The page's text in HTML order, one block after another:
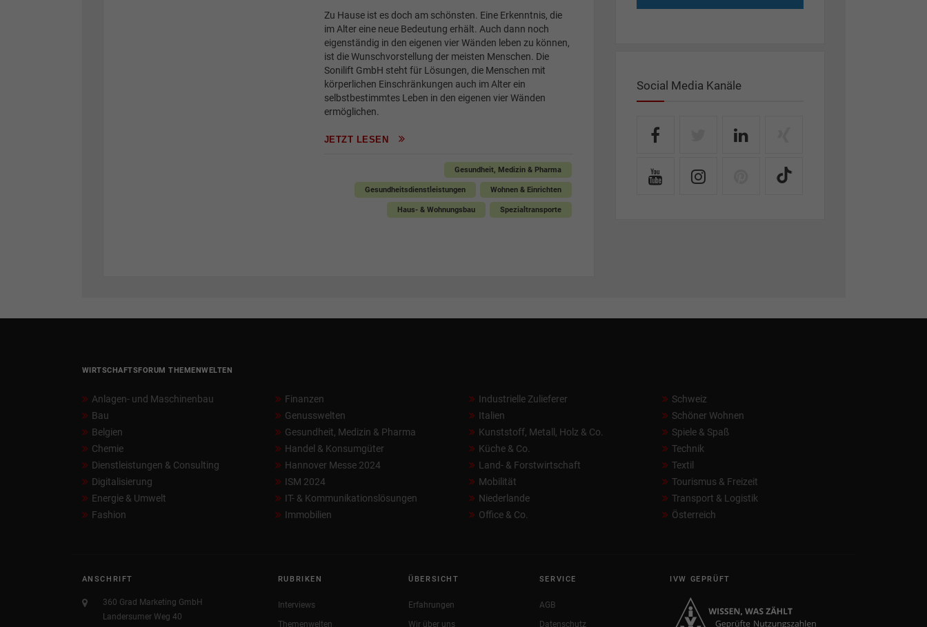
Zu Hause ist es doch am schönsten. Eine Erkenntnis, die
im Alter eine neue Bedeutung erhält. Auch dann noch
eigenständig in den eigenen vier Wänden leben zu können,
ist die Wunschvorstellung der meisten Menschen. Die
Sonilift GmbH steht für Lösungen, die Menschen mit
körperlichen Einschränkungen auch im Alter ein
selbstbestimmtes Leben in den eigenen vier Wänden
ermöglichen.
JETZT LESEN
Gesundheit, Medizin & Pharma
Gesundheitsdienstleistungen Wohnen & Einrichten
Haus- & Wohnungsbau Spezialtransporte
Social Media Kanäle
WIRTSCHAFTSFORUM THEMENWELTEN
Anlagen- und Maschinenbau
Bau
Belgien
Chemie
Dienstleistungen & Consulting
Digitalisierung
Energie & Umwelt
Fashion
Finanzen
Genusswelten
Gesundheit, Medizin & Pharma
Handel & Konsumgüter
Hannover Messe 2024
ISM 2024
IT- & Kommunikationslösungen
Immobilien
Industrielle Zulieferer
Italien
Kunststoff, Metall, Holz & Co.
Küche & Co.
Land- & Forstwirtschaft
Mobilität
Niederlande
Office & Co.
Schweiz
Schöner Wohnen
Spiele & Spaß
Technik
Textil
Tourismus & Freizeit
Transport & Logistik
Österreich
ANSCHRIFT
360 Grad Marketing GmbH
Landersumer Weg 40
RUBRIKEN
Interviews
Themenwelten
ÜBERSICHT
Erfahrungen
Wir über uns
SERVICE
AGB
Datenschutz
IVW GEPRÜFT